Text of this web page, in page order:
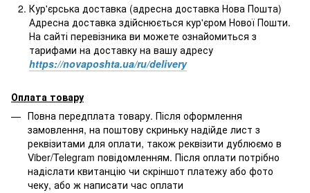
Кур'єрська доставка (адресна доставка Нова Пошта)
Адресна доставка здійснюється кур'єром Нової Пошти.
На сайті перевізника ви можете ознайомиться з
тарифами на доставку на вашу адресу
https://novaposhta.ua/ru/delivery
Оплата товару
Повна передплата товару. Після оформлення
замовлення, на поштову скриньку надійде лист з
реквізитами для оплати, також реквізити дублюємо в
Viber/Telegram повідомленням. Після оплати потрібно
надіслати квитанцію чи скріншот платежу або фото
чеку, або ж написати час оплати